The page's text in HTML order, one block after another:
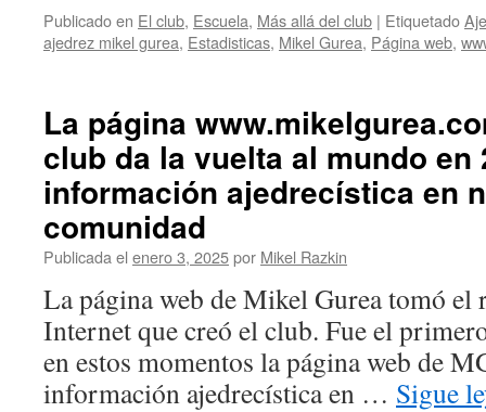
Publicado en El club, Escuela, Más allá del club | Etiquetado
ajedrez mikel gurea, Estadisticas, Mikel Gurea, Página web,
La página
club da la vuelta al mundo en
información ajedrecística en
comunidad
Publicada el enero 3, 2025por Mikel Razkin
La página web de Mikel Gurea tomó el
Internet que creó el club. Fue el
en estos momentos la página web de
información ajedrecística en … Sigue